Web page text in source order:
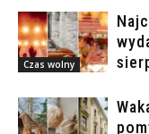
Czas wolny